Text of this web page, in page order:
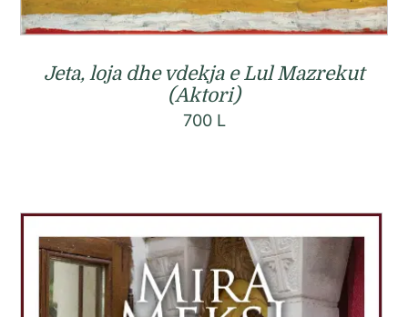
Jeta, loja dhe vdekja e Lul Mazrekut
(Aktori)
700 L